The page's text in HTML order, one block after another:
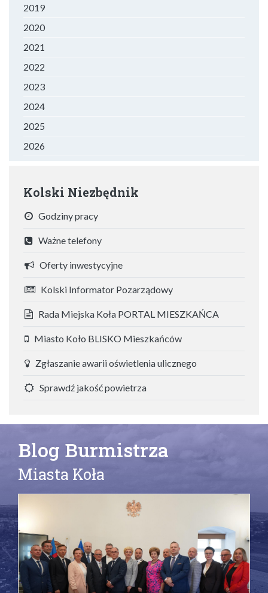
2019
2020
2021
2022
2023
2024
2025
2026
Kolski Niezbędnik
Godziny pracy
Ważne telefony
Oferty inwestycyjne
Kolski Informator Pozarządowy
Rada Miejska Koła PORTAL MIESZKAŃCA
Miasto Koło BLISKO Mieszkańców
Zgłaszanie awarii oświetlenia ulicznego
Sprawdź jakość powietrza
Blog Burmistrza
Miasta Koła